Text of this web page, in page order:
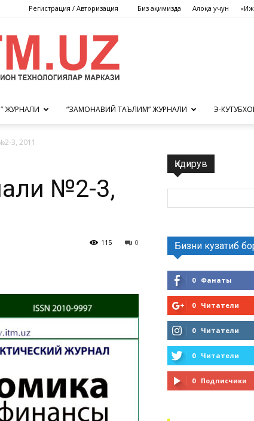
Регистрация / Авторизация Биз ҳақимизда Алоқа учун
ЖУРНАЛИ “ЗАМОНАВИЙ ТАЪЛИМ” ЖУРНАЛИ Э-
3, 2011
№2-3,
0
115
Қидирув
Бизни кузатиб
0 Фанаты
0 Читатели
0 Читатели
0 Читатели
0 Подписчики